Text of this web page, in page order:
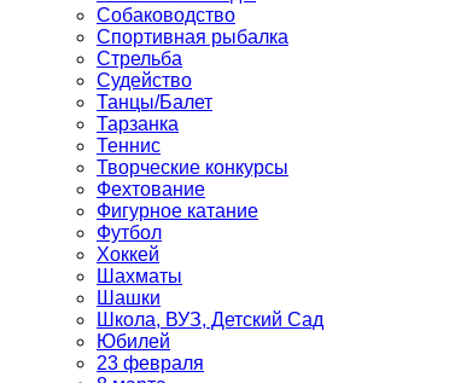
Собаководство
Спортивная рыбалка
Стрельба
Судейство
Танцы/Балет
Тарзанка
Теннис
Творческие конкурсы
Фехтование
Фигурное катание
Футбол
Хоккей
Шахматы
Шашки
Школа, ВУЗ, Детский Сад
Юбилей
23 февраля